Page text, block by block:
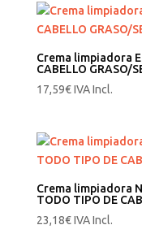
Crema limpiadora
CABELLO GRASO/
17,59€ IVA Incl.
Crema limpiadora
TODO TIPO DE
23,18€ IVA Incl.